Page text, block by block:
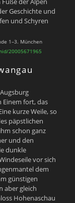
Geschichte und
und Schyren
1–3. München
20005671965
Einem fort, das
kurze Weile, so
päpstlichen
schon ganz
und den
dunkle
vor sich
dem
günstigen
aber gleich
Hohenaschau